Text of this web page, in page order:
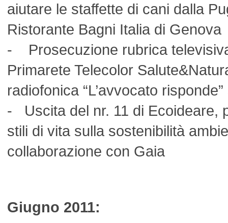
aiutare le staffette di cani dalla
Ristorante Bagni Italia di Genova
- Prosecuzione rubrica
Primarete Telecolor
radiofonica “L’avvocato
- Uscita del nr. 11 di Ecoideare,
stili di vita sulla sostenibilità
collaborazione con Gaia
Giugno 2011: